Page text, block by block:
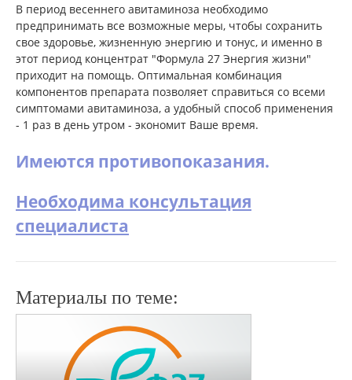
В период весеннего авитаминоза необходимо
предпринимать все возможные меры, чтобы сохранить
свое здоровье, жизненную энергию и тонус, и именно в
этот период концентрат "Формула 27 Энергия жизни"
приходит на помощь. Оптимальная комбинация
компонентов препарата позволяет справиться со всеми
симптомами авитаминоза, а удобный способ применения
- 1 раз в день утром - экономит Ваше время.
Имеются противопоказания.
Необходима консультация
специалиста
Материалы по теме: